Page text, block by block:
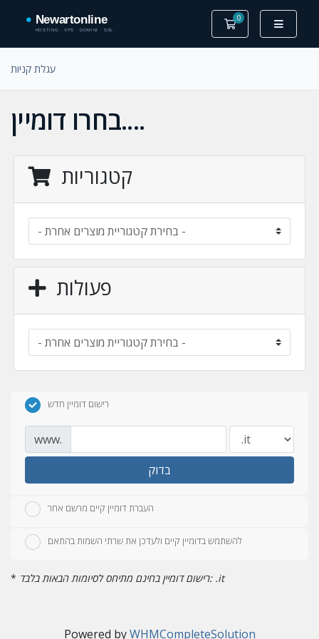
0
עגלת קניות
עגלת קניות
בחרו דומיין....
קטגוריות
פעולות
רישום דומיין חדש
www.
בדוק
העברת דומיין קיים מרשם אחר
להשתמש בדומיין קיים ולעדכן את שרתי השמות בהתאם
* רישום דומיין בחינם מתיחס לסיומות הבאות בלבד: .it
Powered byWHMCompleteSolution